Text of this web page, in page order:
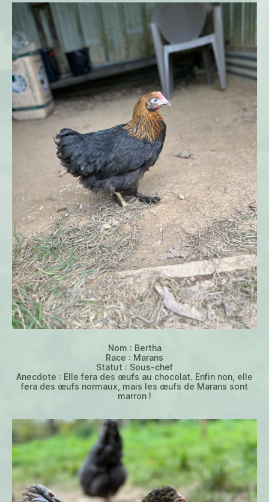
Nom : Bertha
Race : Marans
Statut : Sous-chef
Anecdote : Elle fera des œufs au chocolat. Enfin non, elle
fera des œufs normaux, mais les œufs de Marans sont
marron !